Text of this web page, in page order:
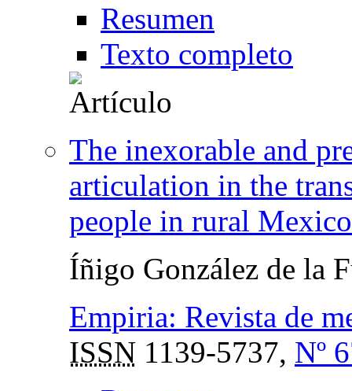
Resumen
Texto completo
The inexorable and
articulation in the
people in rural Mexico
Íñigo González de la
Empiria: Revista de
ISSN 1139-5737, Nº